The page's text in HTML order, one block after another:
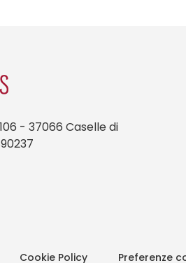
- 37066 Caselle di
Cookie Policy Preferenze